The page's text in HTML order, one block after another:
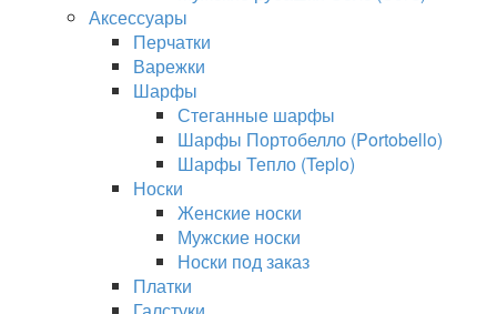
Аксессуары
Перчатки
Варежки
Шарфы
Стеганные шарфы
Шарфы Портобелло (Portobello)
Шарфы Тепло (Teplo)
Носки
Женские носки
Мужские носки
Носки под заказ
Платки